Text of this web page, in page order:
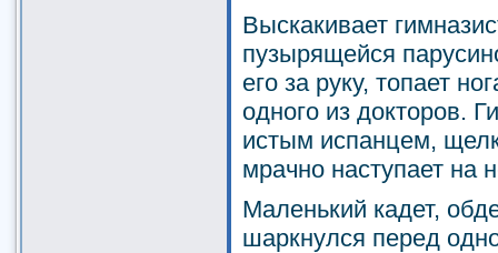
Выскакивает
пузырящейся
его за руку, топает
одного из докторов.
истым испанцем,
мрачно наступает на
Маленький кадет,
шаркнулся перед